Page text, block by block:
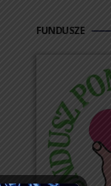
FUNDUSZE